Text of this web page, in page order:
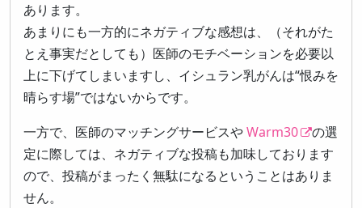
あります。
あまりにも一方的にネガティブな感想は、（それがた
とえ事実だとしても）医師のモチベーションを必要以
上に下げてしまいますし、イシュラン乳がんは“恨みを
晴らす場”ではないからです。
一方で、医師のマッチングサービスやWarm30
の選
定に際しては、ネガティブな投稿も加味しております
ので、投稿がまったく無駄になるということはありま
せん。